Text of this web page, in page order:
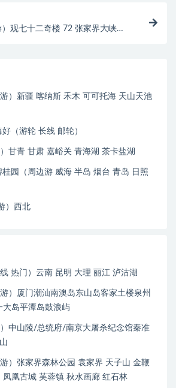
观七十二奇楼 72 张家界大峡谷/
）新疆 喀纳斯 禾木 可可托海 天山天池
（游轮 长线 邮轮）
甘青 甘肃 嘉峪关 青海湖 茶卡盐湖
园（周边游 威海 半岛 烟台 青岛 日照
）西北
热门）云南 昆明 大理 丽江 泸沽湖
）厦门潮汕南澳岛东山岛客家土楼泉州
岛平潭岛鼓浪屿
中山陵/总统府/南京大屠杀纪念馆秦准
）张家界森林公园 袁家界 天子山 金鞭
凤凰古城 芙蓉镇 秋水画廊 红石林